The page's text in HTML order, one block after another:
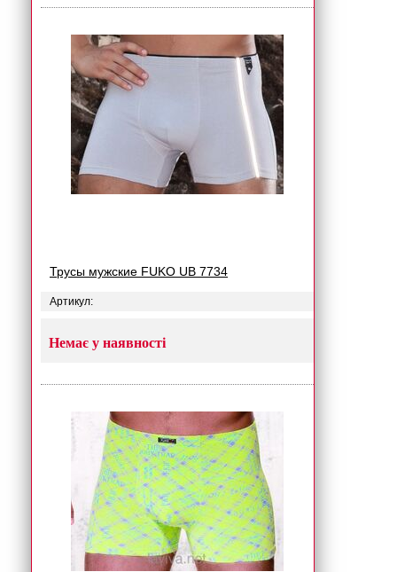
Трусы мужские FUKO UB 7734
Артикул:
Немає у наявності